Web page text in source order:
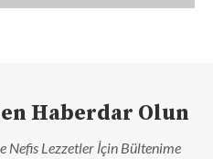
Haberdar Olun
Nefis Lezzetler İçin Bültenime